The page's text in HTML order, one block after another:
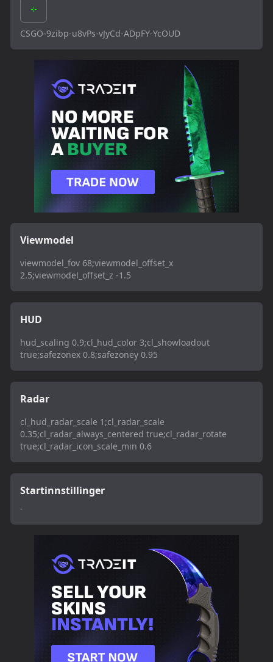
CSGO-9zibp-u8vPs-vJyCd-ADpFY-YcOUD
Viewmodel
viewmodel_fov 68;viewmodel_offset_x
2.5;viewmodel_offset_z -1.5
HUD
hud_scaling 0.9;cl_hud_color 3;cl_showloadout
true;safezonex 0.8;safezoney 0.95
Radar
cl_hud_radar_scale 1;cl_radar_scale
0.35;cl_radar_always_centered true;cl_radar_rotate
true;cl_radar_icon_scale_min 0.6
Startinnstillinger
-